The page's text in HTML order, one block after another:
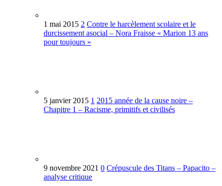
1 mai 2015 2 Contre le harcèlement scolaire et le
durcissement asocial – Nora Fraisse « Marion 13 ans
pour toujours »
5 janvier 2015 1 2015 année de la cause noire –
Chapitre 1 – Racisme, primitifs et civilisés
9 novembre 2021 0 Crépuscule des Titans – Papacito –
analyse critique